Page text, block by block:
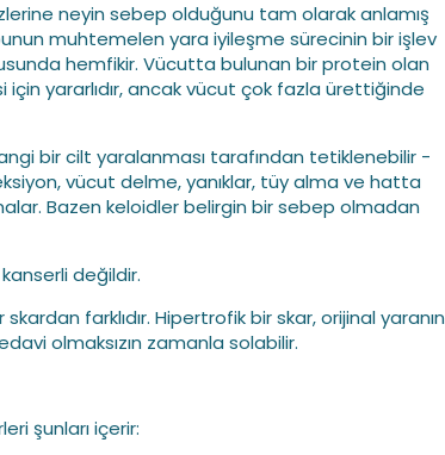
neyin sebep olduğunu tam olarak anlamış
muhtemelen yara iyileşme sürecinin bir işlev
hemfikir. Vücutta bulunan bir protein olan
için yararlıdır, ancak vücut çok fazla ürettiğinde
bir cilt yaralanması tarafından tetiklenebilir -
vücut delme, yanıklar, tüy alma ve hatta
Bazen keloidler belirgin bir sebep olmadan
değildir.
farklıdır. Hipertrofik bir skar, orijinal yaranın
olmaksızın zamanla solabilir.
şunları içerir: